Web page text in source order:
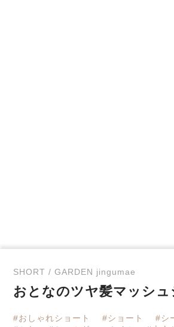
SHORT / GARDEN jingumae
おとなのツヤ髪マッシュ
#おしゃれショート #ショート
#シ